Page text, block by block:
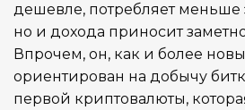
дешевле, потребляет меньше
но и дохода приносит
Впрочем, он, как и более
ориентирован на добычу
первой криптовалюты,